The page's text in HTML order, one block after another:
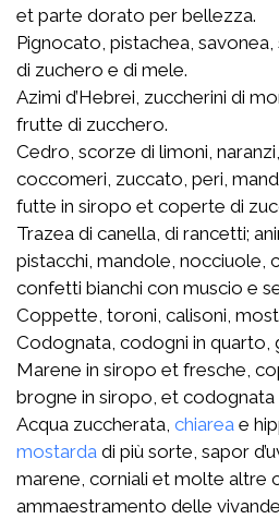
et parte dorato per bellezza.
Pignocato, pistachea, savonea,
di zuchero e di mele.
Azimi d’Hebrei, zuccherini di
frutte di zucchero.
Cedro, scorze di limoni,
coccomeri, zuccato, peri,
futte in siropo et coperte di
Trazea di canella, di rancetti;
pistacchi, mandole, nocciuole,
confetti bianchi con muscio e
Coppette, toroni, calisoni,
Codognata, codogni in quarto,
Marene in siropo et fresche,
brogne in siropo, et
Acqua zuccherata, chiarea e
mostarda di più sorte, sapor
marene, corniali et molte altre
ammaestramento delle